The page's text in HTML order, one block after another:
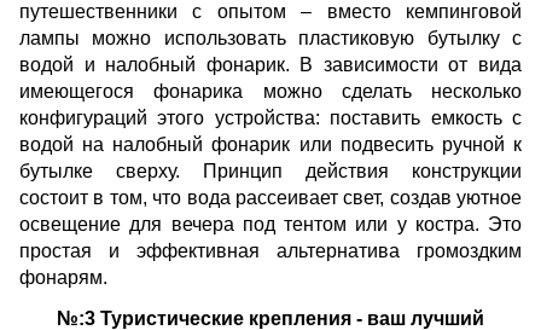
путешественники с опытом – вместо кемпинговой
лампы можно использовать пластиковую бутылку с
водой и налобный фонарик. В зависимости от вида
имеющегося фонарика можно сделать несколько
конфигураций этого устройства: поставить емкость с
водой на налобный фонарик или подвесить ручной к
бутылке сверху. Принцип действия конструкции
состоит в том, что вода рассеивает свет, создав уютное
освещение для вечера под тентом или у костра. Это
простая и эффективная альтернатива громоздким
фонарям.
№:3 Туристические крепления - ваш лучший